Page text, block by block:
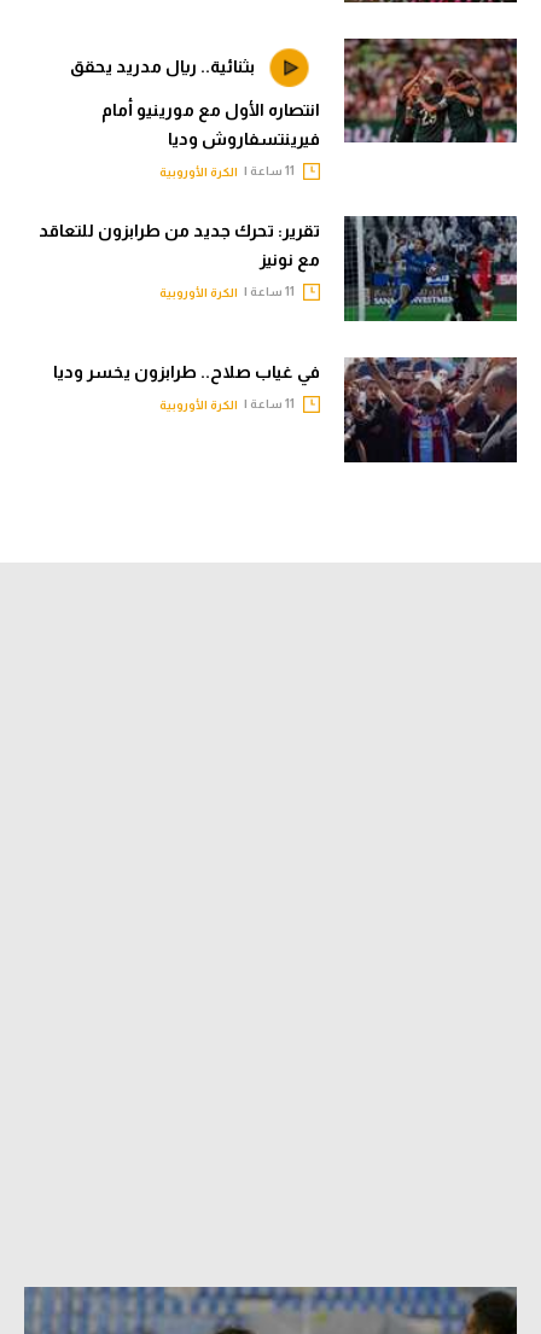
بثنائية.. ريال مدريد يحقق
انتصاره الأول مع مورينيو أمام
فيرينتسفاروش وديا
الكرة الأوروبية
تقرير: تحرك جديد من طرابزون للتعاقد
مع نونيز
الكرة الأوروبية
في غياب صلاح.. طرابزون يخسر وديا
الكرة الأوروبية